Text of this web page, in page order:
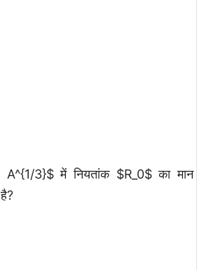
A^{1/3}$में नियतांक $R_0$का मान